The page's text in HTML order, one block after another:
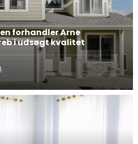
forhandler Arne
i udsøgt kvalitet